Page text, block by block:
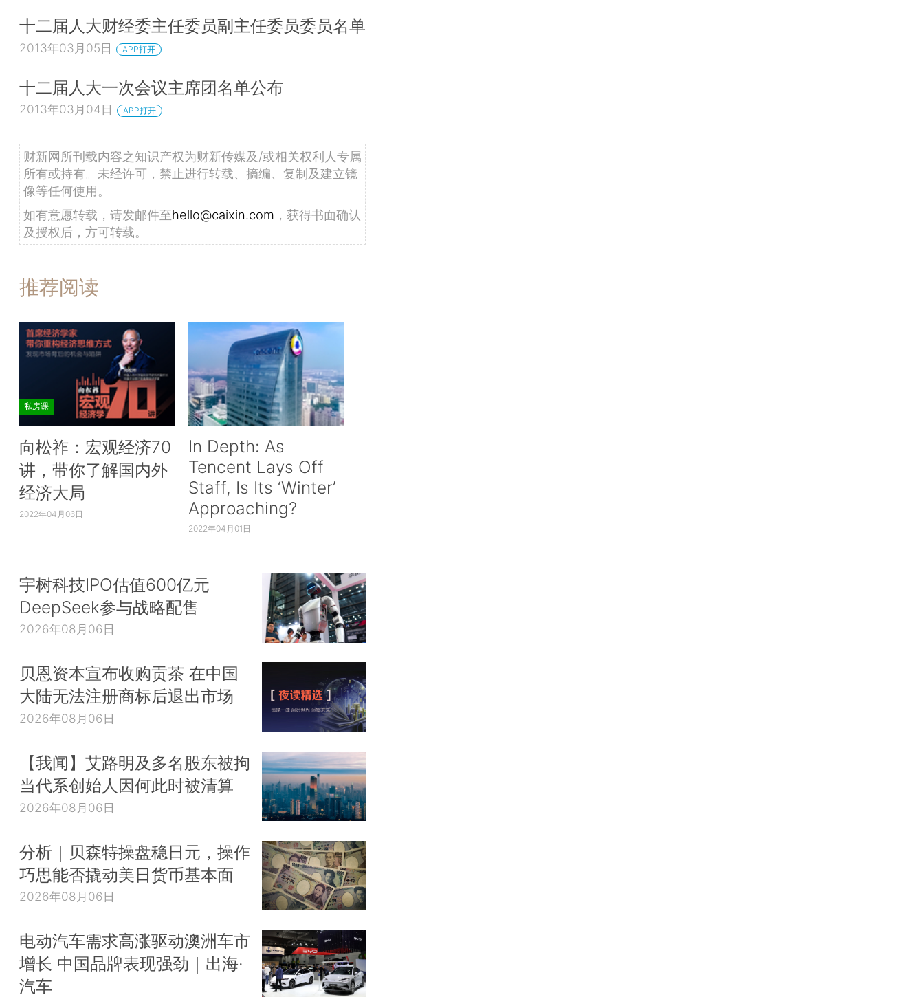
十二届人大财经委主任委员副主任委员委员名单
2013年03月05日 APP打开
十二届人大一次会议主席团名单公布
2013年03月04日 APP打开
财新网所刊载内容之知识产权为财新传媒及/或相关权利人专属
所有或持有。未经许可，禁止进行转载、摘编、复制及建立镜
像等任何使用。
如有意愿转载，请发邮件至hello@caixin.com ，获得书面确认
及授权后，方可转载。
推荐阅读
私房课
向松祚：宏观经济70
讲，带你了解国内外
经济大局
2022年04月06日
In Depth: As
Tencent Lays Off
Staff, Is Its ‘Winter’
Approaching?
2022年04月01日
宇树科技IPO估值600亿元
DeepSeek参与战略配售
2026年08月06日
贝恩资本宣布收购贡茶 在中国
大陆无法注册商标后退出市场
2026年08月06日
【我闻】艾路明及多名股东被拘
当代系创始人因何此时被清算
2026年08月06日
分析｜贝森特操盘稳日元，操作
巧思能否撬动美日货币基本面
2026年08月06日
电动汽车需求高涨驱动澳洲车市
增长 中国品牌表现强劲｜出海·
汽车